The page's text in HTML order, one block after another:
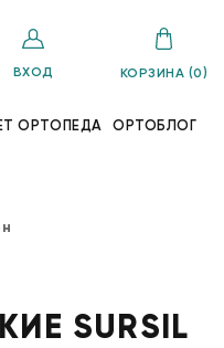
ВХОД КОРЗИНА (0)
ОРТОПЕДА ОРТОБЛОГ
SURSIL